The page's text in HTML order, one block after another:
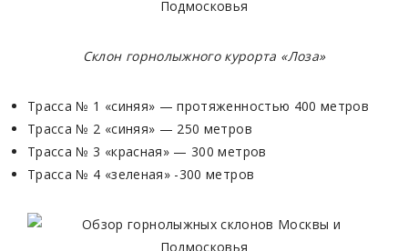
Склон горнолыжного курорта «Лоза»
Трасса № 1 «синяя» — протяженностью 400 метров
Трасса № 2 «синяя» — 250 метров
Трасса № 3 «красная» — 300 метров
Трасса № 4 «зеленая» -300 метров